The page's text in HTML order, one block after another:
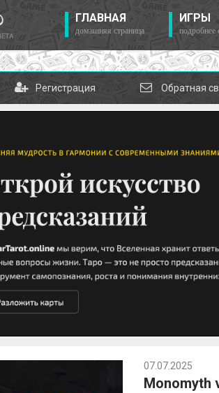
ГЛАВНАЯ
домашняя страница
ИГРЫ
подробнее
Регистрация Обратная
07.07.2025
Monomyth